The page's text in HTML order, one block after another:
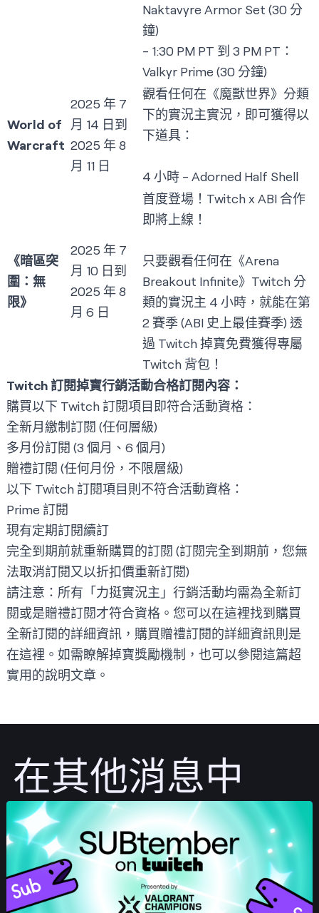
Naktavyre Armor Set (30 分
鐘)
- 1:30 PM PT 到 3 PM PT：
Valkyr Prime (30 分鐘)
World of
Warcraft
2025 年 7
月 14 日到
2025 年 8
月 11 日
觀看任何在《魔獸世界》分類
下的實況主實況，即可獲得以
下道具：
4 小時 - Adorned Half Shell
《暗區突
圍：無
限》
2025 年 7
月 10 日到
2025 年 8
月 6 日
首度登場！Twitch x ABI 合作
即將上線！
只要觀看任何在《Arena
Breakout Infinite》Twitch 分
類的實況主 4 小時，就能在第
2 賽季 (ABI 史上最佳賽季) 透
過 Twitch 掉寶免費獲得專屬
Twitch 背包！
Twitch 訂閱掉寶行銷活動合格訂閱內容：
購買以下 Twitch 訂閱項目即符合活動資格：
全新月繳制訂閱 (任何層級)
多月份訂閱 (3 個月、6 個月)
贈禮訂閱 (任何月份，不限層級)
以下 Twitch 訂閱項目則不符合活動資格：
Prime 訂閱
現有定期訂閱續訂
完全到期前就重新購買的訂閱 (訂閱完全到期前，您無
法取消訂閱又以折扣價重新訂閱)
請注意：所有「力挺實況主」行銷活動均需為全新訂
閱或是贈禮訂閱才符合資格。您可以在這裡找到購買
全新訂閱的詳細資訊，購買贈禮訂閱的詳細資訊則是
在這裡 。如需瞭解掉寶獎勵機制，也可以參閱這篇超
實用的說明文章 。
在其他消息中
發佈